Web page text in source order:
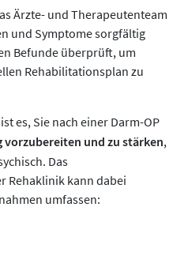
Ärzte- und Therapeutenteam
und Symptome sorgfältig
Befunde überprüft, um
Rehabilitationsplan zu
es, Sie nach einer Darm-OP
vorzubereiten und zu stärken,
Das
Rehaklinik kann dabei
umfassen: